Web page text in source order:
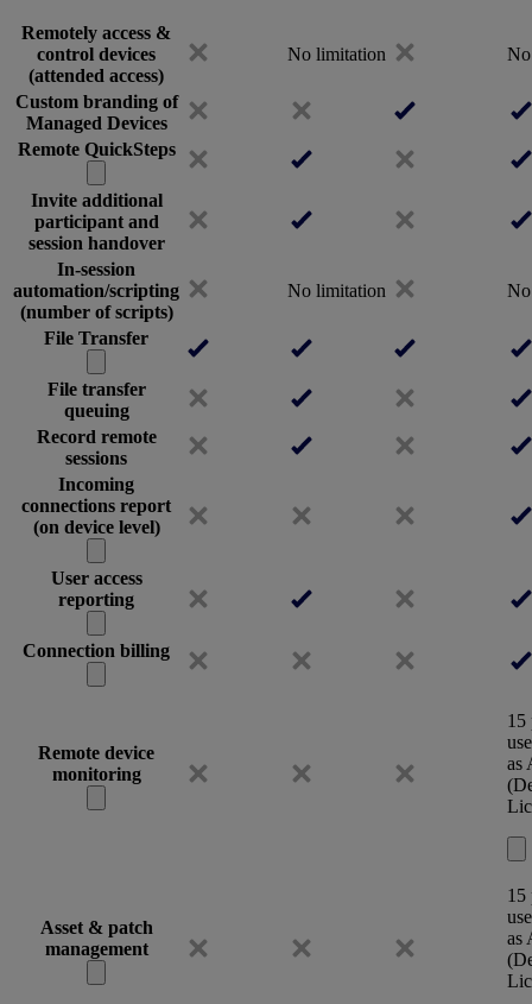
Remotely access &
control devices
(attended access)
No limitation
Custom branding of
Managed Devices
Remote QuickSteps
Invite additional
participant and
session handover
In-session
automation/scripting
(number of scripts)
No limitation
File Transfer
File transfer
queuing
Record remote
sessions
Incoming
connections report
(on device level)
User access
reporting
Connection billing
Remote device
monitoring
15
as
Asset & patch
management
15
as